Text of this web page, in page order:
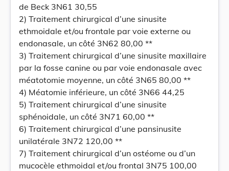
de Beck 3N61 30,55
2) Traitement chirurgical d’une sinusite
ethmoidale et/ou frontale par voie externe ou
endonasale, un côté 3N62 80,00 **
3) Traitement chirurgical d’une sinusite maxillaire
par la fosse canine ou par voie endonasale avec
méatotomie moyenne, un côté 3N65 80,00 **
4) Méatomie inférieure, un côté 3N66 44,25
5) Traitement chirurgical d’une sinusite
sphénoidale, un côté 3N71 60,00 **
6) Traitement chirurgical d’une pansinusite
unilatérale 3N72 120,00 **
7) Traitement chirurgical d’un ostéome ou d’un
mucocèle ethmoidal et/ou frontal 3N75 100,00